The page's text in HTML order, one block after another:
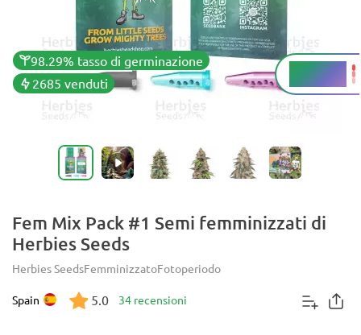
98.29% tasso di germinazione
2685 venduti
26 - 29%
THC
Fem Mix Pack #1 Semi femminizzati di
Herbies Seeds
Herbies SeedsFemminizzatoFotoperiodo
Spain 5.0 34 recensioni